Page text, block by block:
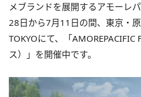
メブランドを展開するアモーレ
28日から7月11日の間、東京・
TOKYOにて、「AMOREPACIFIC
ス）」を開催中です。